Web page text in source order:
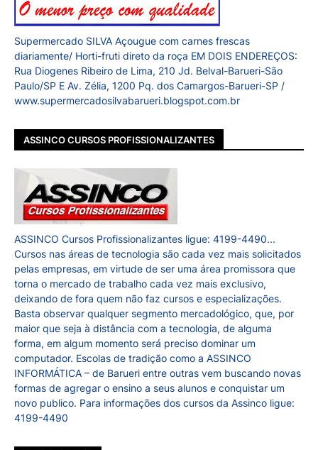
Supermercado SILVA Açougue com carnes frescas
diariamente/ Horti-fruti direto da roça EM DOIS ENDEREÇOS:
Rua Diogenes Ribeiro de Lima, 210 Jd. Belval-Barueri-São
Paulo/SP E Av. Zélia, 1200 Pq. dos Camargos-Barueri-SP /
www.supermercadosilvabarueri.blogspot.com.br
ASSINCO CURSOS PROFISSIONALIZANTES
ASSINCO Cursos Profissionalizantes ligue: 4199-4490...
Cursos nas áreas de tecnologia são cada vez mais solicitados
pelas empresas, em virtude de ser uma área promissora que
torna o mercado de trabalho cada vez mais exclusivo,
deixando de fora quem não faz cursos e especializações.
Basta observar qualquer segmento mercadológico, que, por
maior que seja à distância com a tecnologia, de alguma
forma, em algum momento será preciso dominar um
computador. Escolas de tradição como a ASSINCO
INFORMÁTICA – de Barueri entre outras vem buscando novas
formas de agregar o ensino a seus alunos e conquistar um
novo publico. Para informações dos cursos da Assinco ligue:
4199-4490